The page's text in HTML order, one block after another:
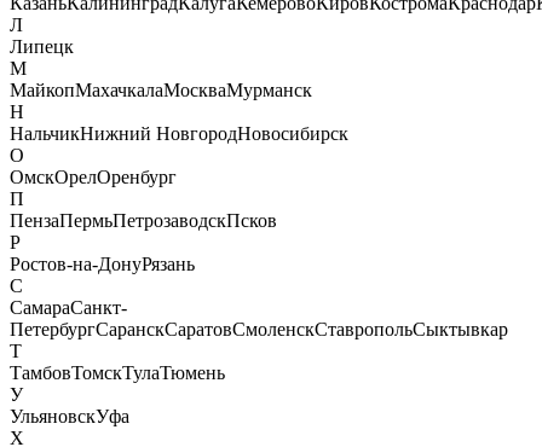
Л
Липецк
М
МайкопМахачкалаМоскваМурманск
Н
НальчикНижний НовгородНовосибирск
О
ОмскОрелОренбург
П
ПензаПермьПетрозаводскПсков
Р
Ростов-на-ДонуРязань
С
СамараСанкт-
ПетербургСаранскСаратовСмоленскСтавропольСыктывкар
Т
ТамбовТомскТулаТюмень
У
УльяновскУфа
Х